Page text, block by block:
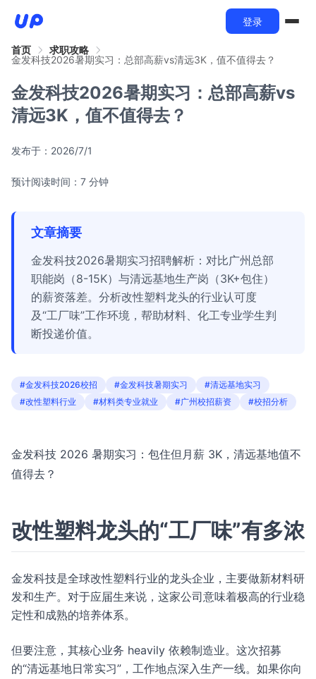
登录
首页
求职攻略
金发科技2026暑期实习：总部高薪vs清远3K，值不值得去？
金发科技2026暑期实习：总部高薪vs
清远3K，值不值得去？
发布于： 2026/7/1
预计阅读时间：7 分钟
文章摘要
金发科技2026暑期实习招聘解析：对比广州总部
职能岗（8-15K）与清远基地生产岗（3K+包住）
的薪资落差。分析改性塑料龙头的行业认可度
及“工厂味”工作环境，帮助材料、化工专业学生判
断投递价值。
#金发科技2026校招 #金发科技暑期实习
#清远基地实习
#改性塑料行业
#材料类专业就业 #广州校招薪资 #校招分析
金发科技 2026 暑期实习：包住但月薪 3K，清远基地值不
值得去？
改性塑料龙头的“工厂味”有多浓
金发科技是全球改性塑料行业的龙头企业，主要做新材料研
发和生产。对于应届生来说，这家公司意味着极高的行业稳
定性和成熟的培养体系。
但要注意，其核心业务 heavily 依赖制造业。这次招募
的“清远基地日常实习”，工作地点深入生产一线。如果你向